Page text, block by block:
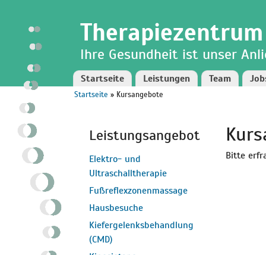
Ihre Gesundheit ist unser
Startseite Leistungen Team
Startseite » Kursangebote
Bitte
Leistungsangebot
Elektro- und
Ultraschalltherapie
Fußreflexzonenmassage
Hausbesuche
Kiefergelenksbehandlung
(CMD)